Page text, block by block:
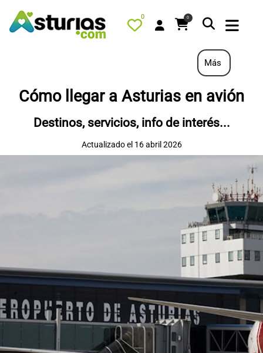
0 0
PORTADA
QUÉ HACER
ALOJAMIENTOS
CONTACTO
Más
Cómo llegar a Asturias en avión
Destinos, servicios, info de interés...
Actualizado el 16 abril 2026